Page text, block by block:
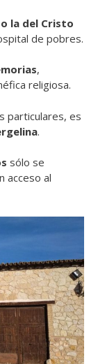
la del Cristo
de pobres.
,
religiosa.
particulares, es
.
sólo se
acceso al